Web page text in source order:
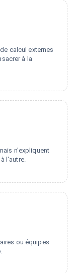
calcul externes
à la
n'expliquent
l'autre.
ou équipes